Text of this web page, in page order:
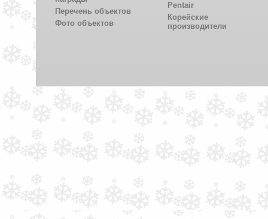
Перечень объектов
Фото объектов
Pentair
Корейские
производители